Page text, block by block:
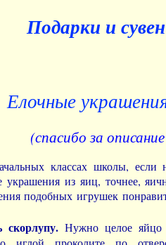
Подарки и
Елочные
(спасибо за описание
классах школы, если
украшения из яиц, точнее,
подобных игрушек
скорлупу. Нужно целое яйцо